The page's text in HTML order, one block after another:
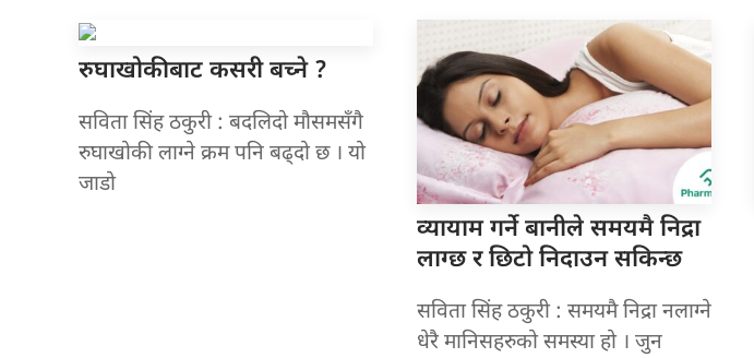
रुघाखोकीबाट कसरीबच्ने ?
सविता सिंह ठकुरी : बदलिदो मौसमसँगै
रुघाखोकी लाग्ने क्रम पनि बढ्दो छ । यो
जाडो
व्यायाम गर्नेबानीले समयमै निद्रा
लाग्छ र छिटो निदाउन सकिन्छ
सविता सिंह ठकुरी : समयमै निद्रा नलाग्ने
धेरै मानिसहरुको समस्या हो । जुन